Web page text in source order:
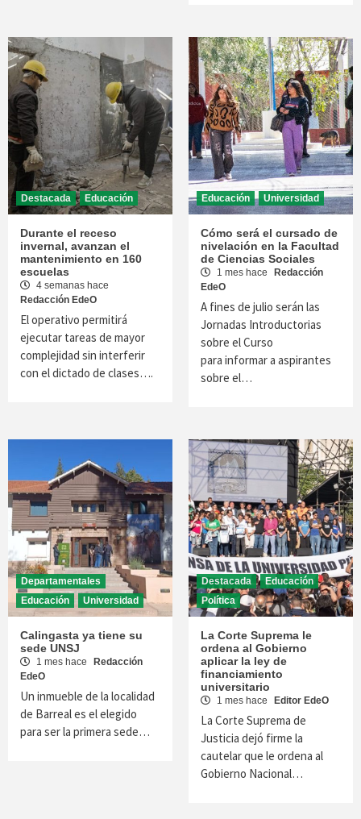
Destacada Educación
Durante el receso
invernal, avanzan el
mantenimiento en 160
escuelas
4 semanas hace
Redacción EdeO
El operativo permitirá
ejecutar tareas de mayor
complejidad sin interferir
con el dictado de clases….
Educación Universidad
Cómo será el cursado de
nivelación en la Facultad
de Ciencias Sociales
1 mes hace
Redacción
EdeO
A fines de julio serán las
Jornadas Introductorias
sobre el Curso
para informar a aspirantes
sobre el…
Departamentales
Educación
Universidad
Calingasta ya tiene su
sede UNSJ
1 mes hace
Redacción
EdeO
Un inmueble de la localidad
de Barreal es el elegido
para ser la primera sede…
Destacada
Educación
Política
La Corte Suprema le
ordena al Gobierno
aplicar la ley de
financiamiento
universitario
1 mes hace Editor EdeO
La Corte Suprema de
Justicia dejó firme la
cautelar que le ordena al
Gobierno Nacional…